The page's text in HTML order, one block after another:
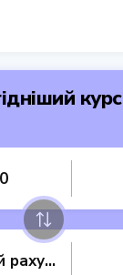
курс
Банківський рахунок KRW